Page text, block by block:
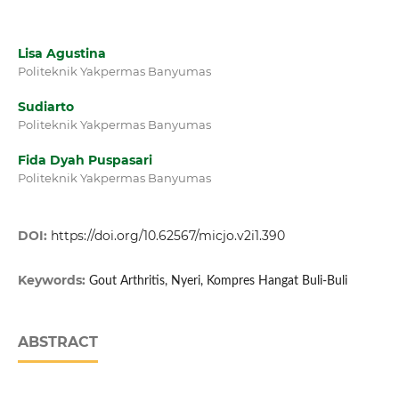
Lisa Agustina
Politeknik Yakpermas Banyumas
Sudiarto
Politeknik Yakpermas Banyumas
Fida Dyah Puspasari
Politeknik Yakpermas Banyumas
DOI: https://doi.org/10.62567/micjo.v2i1.390
Keywords: Gout Arthritis, Nyeri, Kompres Hangat Buli-Buli
ABSTRACT